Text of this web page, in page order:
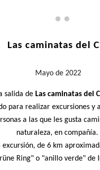
Las caminatas del
Mayode 2022
salida de Las caminatas del
para realizar excursiones y
a las que les gusta
naturaleza, en compañía.
excursión, de 6 km
Ring" o "anillo verde" de